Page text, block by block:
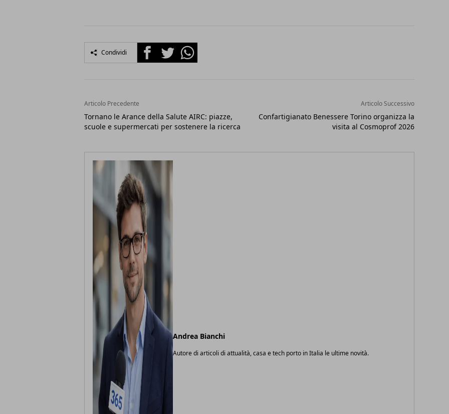
Condividi FacebookTwitterWhatsapp
Articolo Precedente
Tornano le Arance della Salute AIRC: piazze,
scuole e supermercati per sostenere la ricerca
Articolo Successivo
Confartigianato Benessere Torino organizza la
visita al Cosmoprof 2026
Andrea Bianchi
Autore di articoli di attualità, casa e tech porto in Italia le ultime novità.